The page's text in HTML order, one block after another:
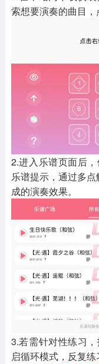
索想要演奏的曲目，
2.进入乐谱页面后
乐谱提示，通过多点
成的演奏效果。
3.若需针对性练习
启循环模式，反复练